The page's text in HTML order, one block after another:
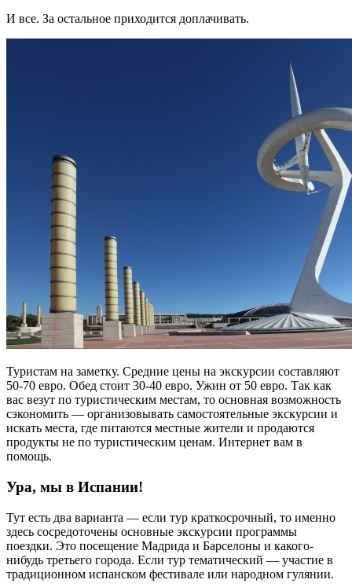
И все. За остальное приходится доплачивать.
Туристам на заметку. Средние цены на экскурсии составляют
50-70 евро. Обед стоит 30-40 евро. Ужин от 50 евро. Так как
вас везут по туристическим местам, то основная возможность
сэкономить — организовывать самостоятельные экскурсии и
искать места, где питаются местные жители и продаются
продукты не по туристическим ценам. Интернет вам в
помощь.
Ура, мы в Испании!
Тут есть два варианта — если тур краткосрочный, то именно
здесь сосредоточены основные экскурсии программы
поездки. Это посещение Мадрида и Барселоны и какого-
нибудь третьего города. Если тур тематический — участие в
традиционном испанском фестивале или народном гулянии.